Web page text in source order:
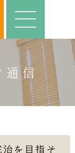
通信
を目指そ